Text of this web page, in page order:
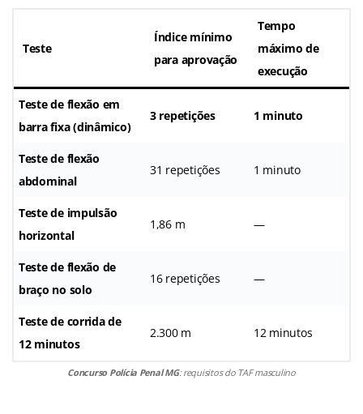
Teste
Índice mínimo
para aprovação
Tempo
máximo de
execução
Teste de flexão em
barra fixa(dinâmico)
3 repetições 1 minuto
Teste de flexão
abdominal
31 repetições 1 minuto
Teste de impulsão
horizontal
1,86 m —
Teste de flexão de
braço no solo
16 repetições —
Teste de corrida de
12 minutos
2.300 m 12 minutos
Concurso Polícia Penal MG: requisitos do TAF masculino